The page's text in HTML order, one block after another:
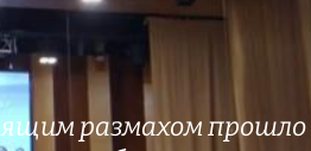
размахом прошло